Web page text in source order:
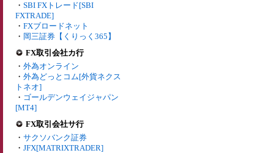
・ SBI FXトレード[SBI
FXTRADE]
・ FXブロードネット
・ 岡三証券【くりっく365】
FX取引会社カ行
・ 外為オンライン
・ 外為どっとコム[外貨ネクス
トネオ]
・ ゴールデンウェイジャパン
[MT4]
FX取引会社サ行
・ サクソバンク証券
・ JFX[MATRIXTRADER]